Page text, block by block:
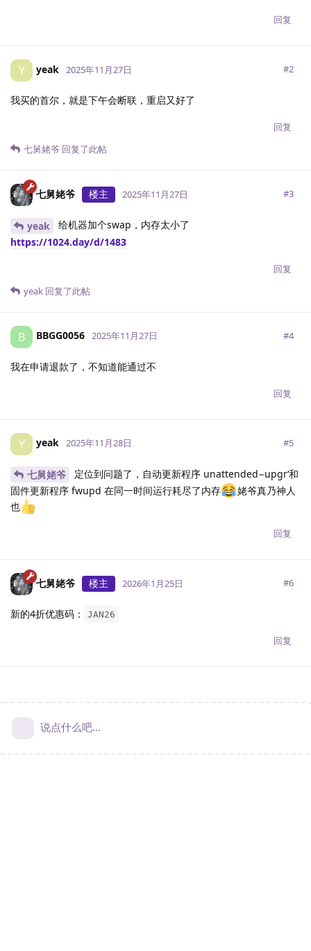
回复
Y yeak 2025年11月27日 #2
我买的首尔，就是下午会断联，重启又好了
回复
七舅姥爷 回复了此帖
七舅姥爷 楼主 2025年11月27日 #3
yeak
给机器加个swap，内存太小了
https://1024.day/d/1483
回复
yeak 回复了此帖
B BBGG0056 2025年11月27日 #4
我在申请退款了，不知道能通过不
回复
Y yeak 2025年11月28日 #5
七舅姥爷
定位到问题了，自动更新程序 unattended−upgr‘和
固件更新程序 fwupd 在同一时间运行耗尽了内存
姥爷真乃神人
也
回复
七舅姥爷 楼主 2026年1月25日 #6
新的4折优惠码： JAN26
回复
说点什么吧...